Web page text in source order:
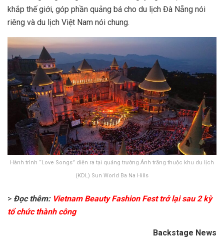
khắp thế giới, góp phần quảng bá cho du lịch Đà Nẵng nói
riêng và du lịch Việt Nam nói chung.
Hành trình “Love Songs” diễn ra tại quảng trường Ánh trăng thuộc khu du lịch
(KDL) Sun World Ba Na Hills
> Đọc thêm: Vietnam Beauty Fashion Fest trở lại sau 2 kỳ
tổ chức thành công
Backstage News